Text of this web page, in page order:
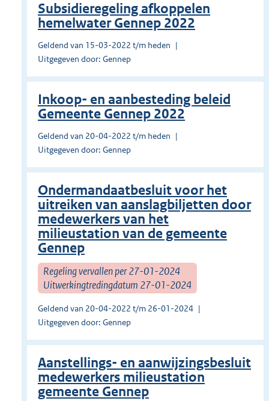
Subsidieregeling afkoppelen
hemelwater Gennep 2022
Geldend van 15-03-2022 t/m heden
Uitgegeven door: Gennep
Inkoop- en aanbesteding beleid
Gemeente Gennep 2022
Geldend van 20-04-2022 t/m heden
Uitgegeven door: Gennep
Ondermandaatbesluit voor het
uitreiken van aanslagbiljetten door
medewerkers van het
milieustation van de gemeente
Gennep
Regeling vervallen per 27-01-2024
Uitwerkingtredingdatum 27-01-2024
Geldend van 20-04-2022 t/m 26-01-2024
Uitgegeven door: Gennep
Aanstellings- en aanwijzingsbesluit
medewerkers milieustation
gemeente Gennep